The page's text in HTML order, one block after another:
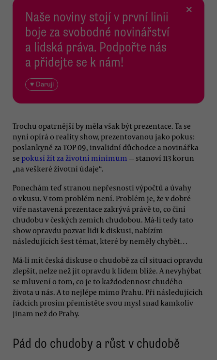
Naše noviny stojí v první linii
boje za svobodné novinářství
a lidská práva. Podpořte nás
a přidejte se k nám!
♥ Daruji
×
Trochu opatrnější by měla však být prezentace. Ta se
nyní opírá o reality show, prezentovanou jako pokus:
poslankyně za TOP 09, invalidní důchodce a novinářka
se pokusí žít za životní minimum — stanoví 113 korun
„na veškeré životní údaje“.
Ponechám teď stranou nepřesnosti výpočtů a úvahy
o vkusu. V tom problém není. Problém je, že v dobré
víře nastavená prezentace zakrývá právě to, co činí
chudobu v českých zemích chudobou. Má-li tedy tato
show opravdu pozvat lidi k diskusi, nabízím
následujících šest témat, které by neměly chybět…
Má-li mít česká diskuse o chudobě za cíl situaci opravdu
zlepšit, nelze než jít opravdu k lidem blíže. A nevyhýbat
se mluvení o tom, co je to každodennost chudého
života u nás. A to nejlépe mimo Prahu. Při následujících
řádcích prosím přemístěte svou mysl snad kamkoliv
jinam než do Prahy.
Pád do chudoby a růst v chudobě